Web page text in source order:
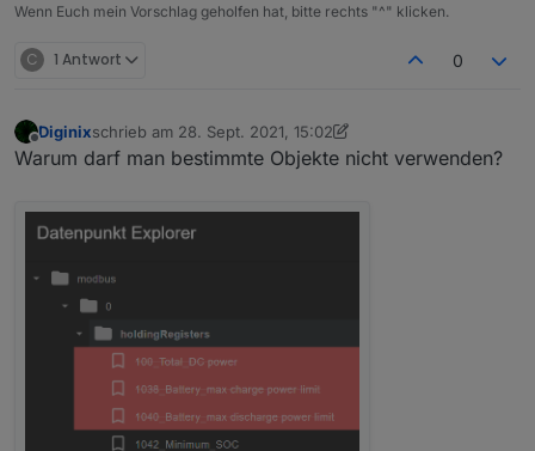
Wenn Euch mein Vorschlag geholfen hat, bitte rechts "^" klicken.
C 1 Antwort 0
Diginixschrieb am 28. Sept. 2021, 15:02
zuletzt editiert von Diginix
Warum darf man bestimmte Objekte nicht verwenden?